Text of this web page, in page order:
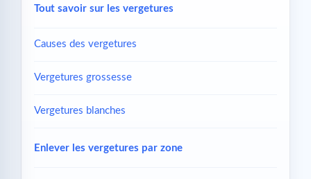
Tout savoir sur les vergetures
Causes des vergetures
Vergetures grossesse
Vergetures blanches
Enlever les vergetures par zone